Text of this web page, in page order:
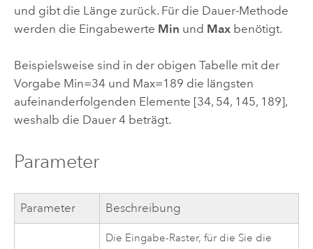
und gibt die Länge zurück. Für die Dauer-Methode
werden die Eingabewerte Min und Maxbenötigt.
Beispielsweise sind in der obigen Tabelle mit der
Vorgabe Min=34 und Max=189 die längsten
aufeinanderfolgenden Elemente [34, 54, 145, 189],
weshalb die Dauer 4 beträgt.
Parameter
Parameter Beschreibung
Die Eingabe-Raster, für die Sie die